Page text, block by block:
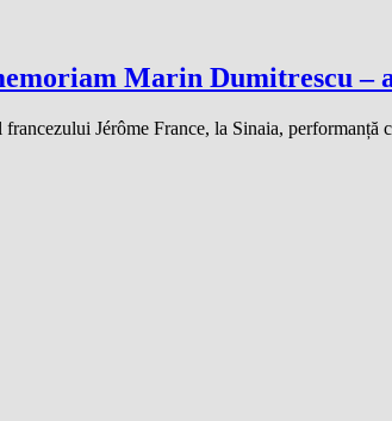
Marin Dumitrescu –
francezului Jérôme France, la Sinaia,